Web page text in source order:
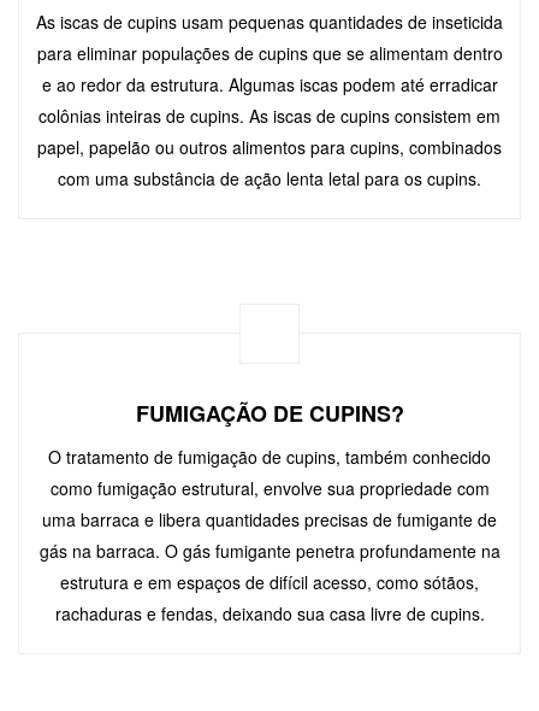
As iscas de cupins usam pequenas quantidades de inseticida
para eliminar populações de cupins que se alimentam dentro
e ao redor da estrutura. Algumas iscas podem até erradicar
colônias inteiras de cupins. As iscas de cupins consistem em
papel, papelão ou outros alimentos para cupins, combinados
com uma substância de ação lenta letal para os cupins.
FUMIGAÇÃO DE CUPINS?
O tratamento de fumigação de cupins, também conhecido
como fumigação estrutural, envolve sua propriedade com
uma barraca e libera quantidades precisas de fumigante de
gás na barraca. O gás fumigante penetra profundamente na
estrutura e em espaços de difícil acesso, como sótãos,
rachaduras e fendas, deixando sua casa livre de cupins.